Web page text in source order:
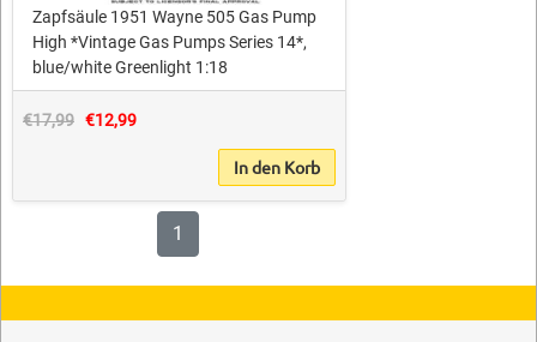
Zapfsäule 1951 Wayne 505 Gas Pump
High *Vintage Gas Pumps Series 14*,
blue/white Greenlight 1:18
€17,99 €12,99
In den Korb
1